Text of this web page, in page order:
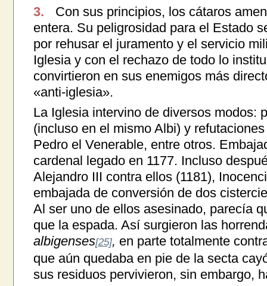
3.
Con sus principios, los cátaros
entera. Su peligrosidad para el Estado
por rehusar el juramento y el servicio
Iglesia y con el rechazo de todo lo
convirtieron en sus enemigos más
«anti-iglesia».
La Iglesia intervino de diversos modos:
(incluso en el mismo Albi) y
Pedro el Venerable, entre otros.
cardenal legado en 1177. Incluso
Alejandro III contra ellos (1181),
embajada de conversión de dos
Al ser uno de ellos asesinado, parecía
que la espada. Así surgieron las
albigenses[25], en parte totalmente
que aún quedaba en pie de la secta
sus residuos pervivieron, sin embargo,